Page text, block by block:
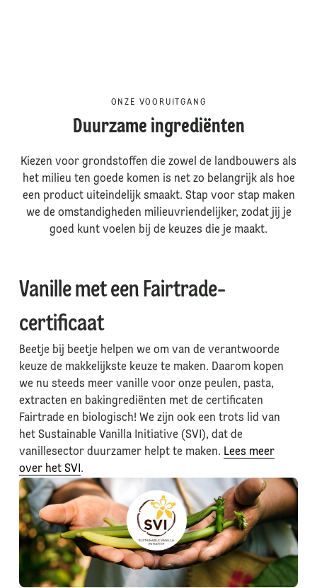
ONZE VOORUITGANG
Duurzame ingrediënten
Kiezen voor grondstoffen die zowel de landbouwers als
het milieu ten goede komen is net zo belangrijk als hoe
een product uiteindelijk smaakt. Stap voor stap maken
we de omstandigheden milieuvriendelijker, zodat jij je
goed kunt voelen bij de keuzes die je maakt.
Vanille met een Fairtrade-
certificaat
Beetje bij beetje helpen we om van de verantwoorde
keuze de makkelijkste keuze te maken. Daarom kopen
we nu steeds meer vanille voor onze peulen, pasta,
extracten en bakingrediënten met de certificaten
Fairtrade en biologisch! We zijn ook een trots lid van
het Sustainable Vanilla Initiative (SVI), dat de
vanillesector duurzamer helpt te maken. Lees meer
over het SVI .